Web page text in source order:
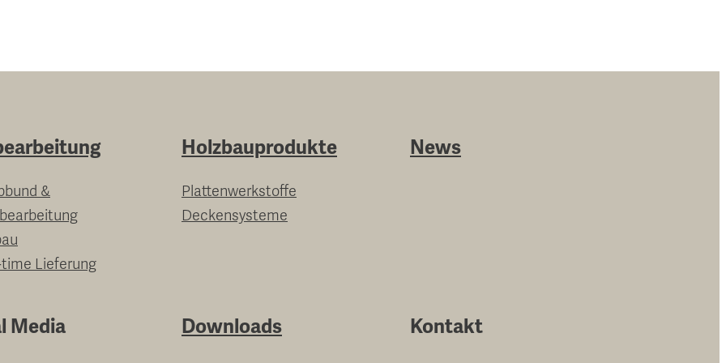
&
Lieferung
Holzbauprodukte
Plattenwerkstoffe
Deckensysteme
News
Media Downloads Kontakt